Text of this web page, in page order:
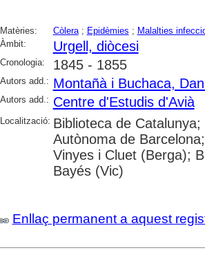
Matèries: Còlera; Epidèmies ; Malalties
Àmbit:
Urgell, diòcesi
Cronologia: 1845 - 1855
Autors add.: Montañà i Buchaca,
Autors add.: Centre d'Estudis d'Avià
Localització: Biblioteca de
Autònoma de
Vinyes i Cluet (Berga);
Bayés (Vic)
Enllaç permanent a aquest